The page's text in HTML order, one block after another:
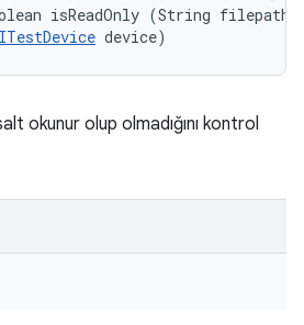
isReadOnly (String
ITestDevice device)
okunur olup olmadığını kontrol